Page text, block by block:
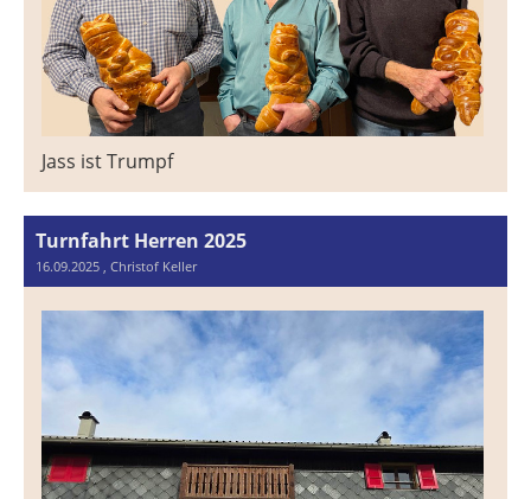
Jass ist Trumpf
Turnfahrt Herren 2025
16.09.2025 , Christof Keller